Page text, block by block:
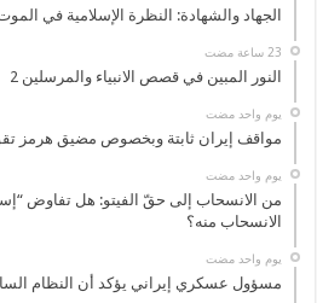
الجهاد والشهادة: النظرة الإسلامية في
النور المبين في قصص الانبياء والمرسلين 2
‏يوم واحد مضت
مواقف إيران ثابتة وبخصوص مضيق هرمز
‏يوم واحد مضت
من الانسحاب إلى حقّ الفيتو: هل تفاوض
الانسحاب منه؟
‏يوم واحد مضت
مسؤول عسكري إيراني يؤكد أن النظام